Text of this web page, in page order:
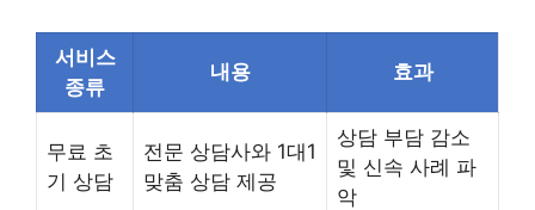
서비스
종류
내용 효과
무료 초
기 상담
전문 상담사와 1대1
맞춤 상담 제공
상담 부담 감소
및 신속 사례 파
악